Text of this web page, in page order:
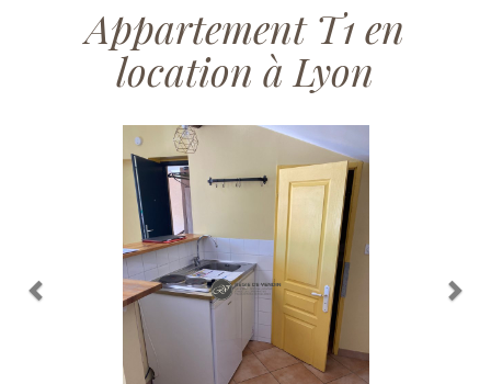
Appartement T1 en
location à Lyon